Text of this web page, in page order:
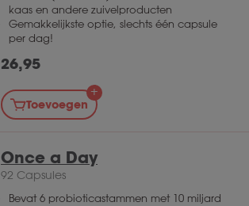
kaas en andere zuivelproducten
Gemakkelijkste optie, slechts één capsule
per dag!
26,95
Toevoegen
Once a Day
92 Capsules
Bevat 6 probioticastammen met 10 miljard